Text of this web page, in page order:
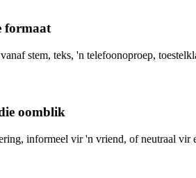
formaat
stem, teks, 'n telefoonoproep,
oomblik
informeel vir 'n vriend, of neutraal vir